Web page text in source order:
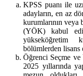
KPSS puanı ile
adayların, en az
kurumlarının
(YÖK) kabul
yükseköğretim
bölümlerden lisans
Öğrenci Seçme ve
2025 yıllarında